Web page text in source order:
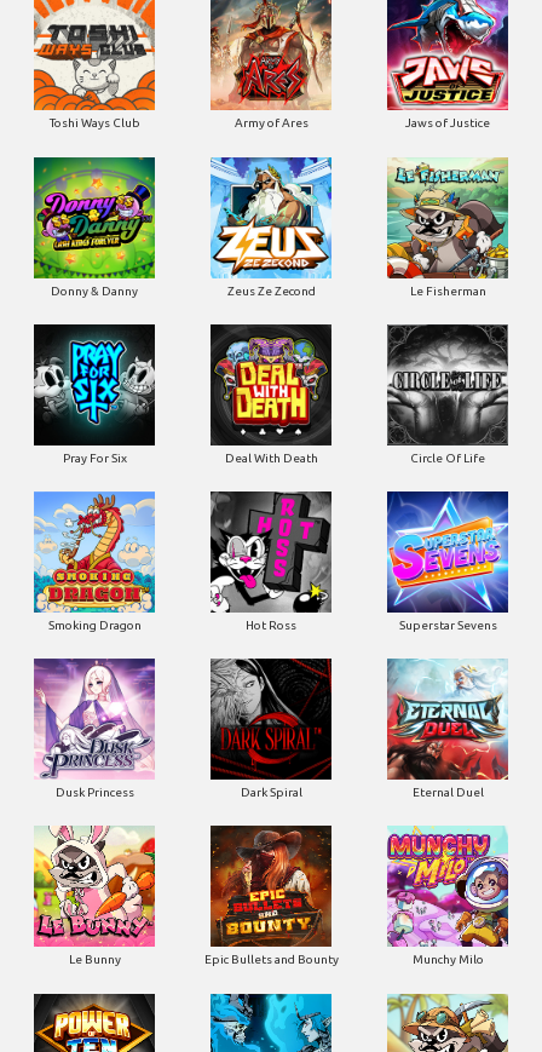
Toshi Ways Club Army of Ares Jaws of Justice
Donny & Danny Zeus Ze Zecond Le Fisherman
Pray For Six Deal With Death Circle Of Life
Smoking Dragon Hot Ross Superstar Sevens
Dusk Princess Dark Spiral Eternal Duel
Le Bunny Epic Bullets and Bounty Munchy Milo